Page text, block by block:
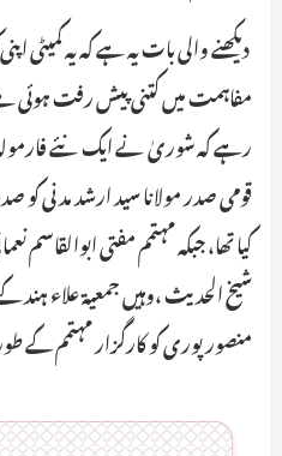
دیکھنے والی بات یہ ہے کہ یہ کمیٹی
مفاہمت میں کتنی پیش رفت ہوئی
رہے کہ شوریٰ نے ایک نئے
قومی صدر مولانا سید ارشد مدنی
کیا تھا، جبکہ مہتمم مفتی
شیخ الحدیث ،وہیں جمعیۃ علاء
منصورپوری کو کارگزار مہتمم کے